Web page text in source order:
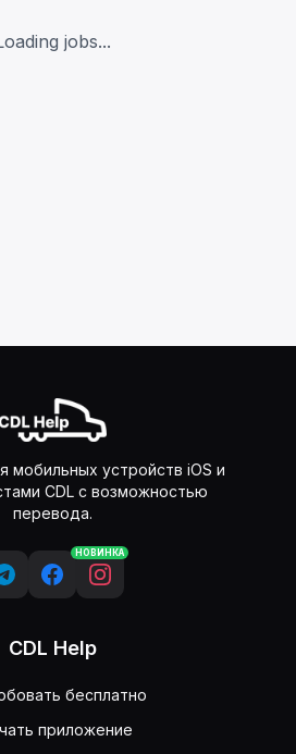
jobs...
мобильных устройств iOS и
CDL с возможностью
перевода.
НОВИНКА
CDL Help
бесплатно
приложение